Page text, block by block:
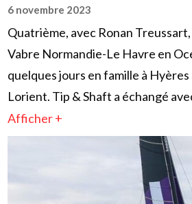
6 novembre 2023
Quatrième, avec Ronan
Vabre Normandie-Le Havre en
quelques jours en famille à
Lorient. Tip & Shaft a échangé
Afficher +